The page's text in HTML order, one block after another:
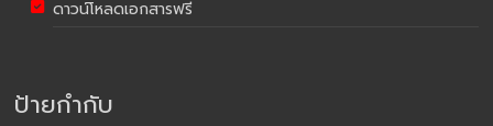
ดาวน์โหลดเอกสารฟรี
ป้ายกำกับ